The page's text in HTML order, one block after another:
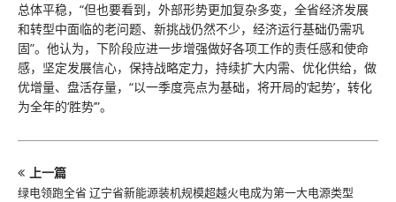
总体平稳，“但也要看到，外部形势更加复杂多变，全省经济发展
和转型中面临的老问题、新挑战仍然不少，经济运行基础仍需巩
固”。他认为，下阶段应进一步增强做好各项工作的责任感和使命
感，坚定发展信心，保持战略定力，持续扩大内需、优化供给，做
优增量、盘活存量，“以一季度亮点为基础，将开局的‘起势’，转化
为全年的‘胜势’”。
上一篇
绿电领跑全省 辽宁省新能源装机规模超越火电成为第一大电源类型